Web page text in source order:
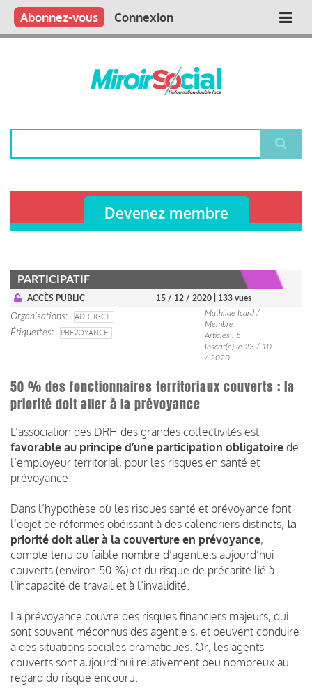
Aller
contenu
Main
Qui sommes nous ?
Vous publiez
Nous publions
Contactez-nous
Abonnez-vous Connexion
Devenez membre
PARTICIPATIF
ACCÈS PUBLIC 15 / 12 / 2020 | 133 vues
Organisations
ADRHGCT
Étiquettes
PRÉVOYANCE
Mathilde Icard /
Membre
Articles : 5
Inscrit(e) le 23 / 10
/ 2020
50 % des fonctionnaires territoriaux couverts : la
priorité doit aller à la prévoyance
L’association des DRH des grandes collectivités est
favorable au principe d’une participation obligatoire de
l’employeur territorial, pour les risques en santé et
prévoyance.
Dans l’hypothèse où les risques santé et prévoyance font
l’objet de réformes obéissant à des calendriers distincts, la
priorité doit aller à la couverture en prévoyance,
compte tenu du faible nombre d’agent.e.s aujourd’hui
couverts (environ 50 %) et du risque de précarité lié à
l’incapacité de travail et à l’invalidité.
La prévoyance couvre des risques financiers majeurs, qui
sont souvent méconnus des agent.e.s, et peuvent conduire
à des situations sociales dramatiques. Or, les agents
couverts sont aujourd’hui relativement peu nombreux au
regard du risque encouru.